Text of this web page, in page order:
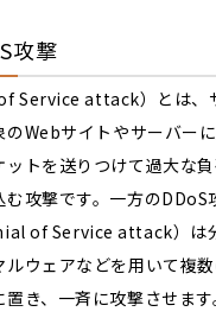
攻撃
Service attack）とは、
のWebサイトやサーバー
トを送りつけて過大な
攻撃です。一方のDDoS
of Service attack）は
ウェアなどを用いて複
置き、一斉に攻撃させま